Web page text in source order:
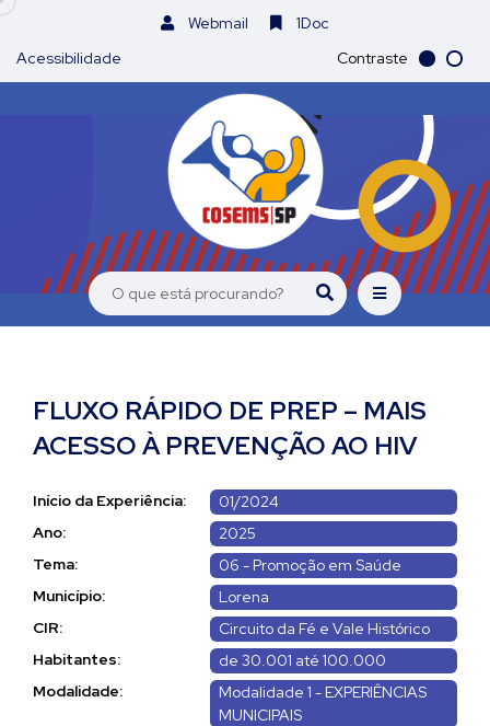
Webmail
1Doc
Acessibilidade
Contraste
FLUXO RÁPIDO DE PREP – MAIS
ACESSO À PREVENÇÃO AO HIV
Início da Experiência:
01/2024
Ano:
2025
Tema:
06 - Promoção em Saúde
Município:
Lorena
CIR:
Circuito da Fé e Vale Histórico
Habitantes:
de 30.001 até 100.000
Modalidade:
Modalidade 1 - EXPERIÊNCIAS
MUNICIPAIS